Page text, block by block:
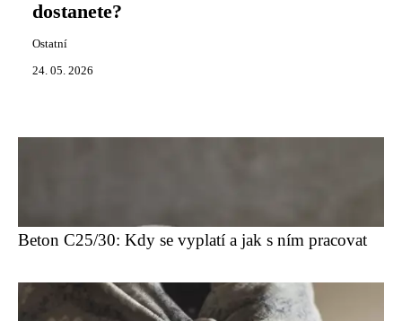
dostanete?
Ostatní
24. 05. 2026
Beton C25/30: Kdy se vyplatí a jak s ním pracovat